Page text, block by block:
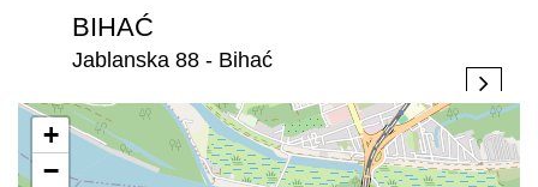
BIHAĆ
Jablanska 88 - Bihać
+
−